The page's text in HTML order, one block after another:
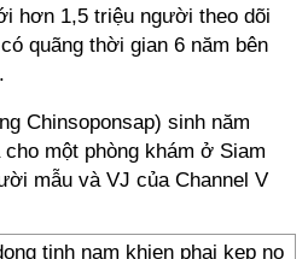
hơn 1,5 triệu người theo dõi
quãng thời gian 6 năm bên
Chinsoponsap) sinh năm
một phòng khám ở Siam
mẫu và VJ của Channel V